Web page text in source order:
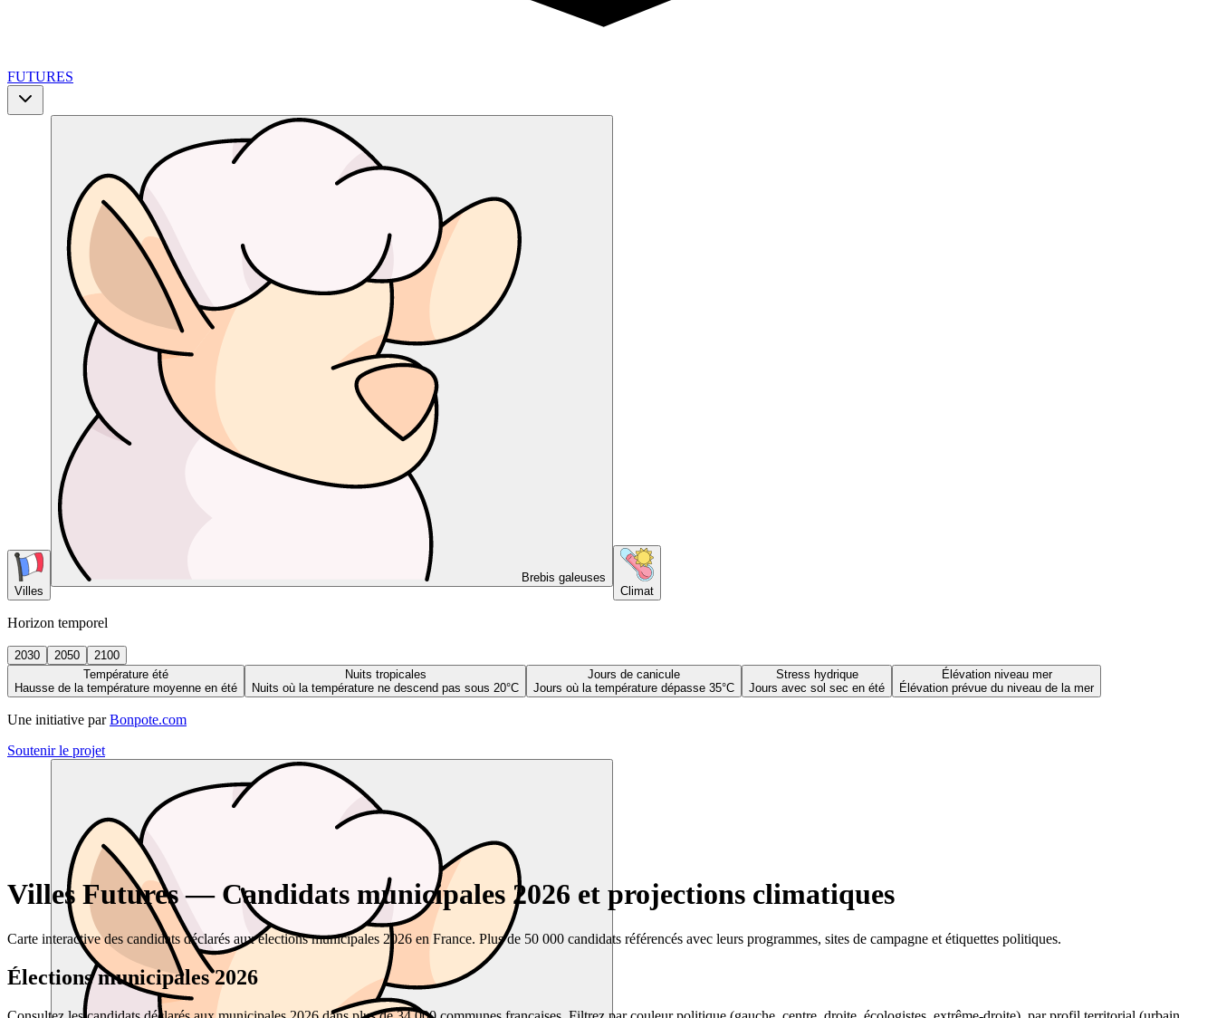
FUTURES
Villes
Brebis galeuses
Climat
Horizon temporel
2030 2050
2100
Température été
Hausse de la température moyenne en été
Nuits tropicales
Nuits où la température ne descend pas sous 20°C
Jours de canicule
Jours où la température dépasse 35°C
Stress hydrique
Jours avec sol sec en été
Élévation niveau mer
Élévation prévue du niveau de la mer
Une initiative par Bonpote.com
Soutenir le projet
Villes Futures — Candidats municipales 2026 et projections climatiques
Carte interactive des candidats déclarés aux élections municipales 2026 en France. Plus de 50 000 candidats référencés avec leurs programmes, sites de campagne et étiquettes politiques.
Élections municipales 2026